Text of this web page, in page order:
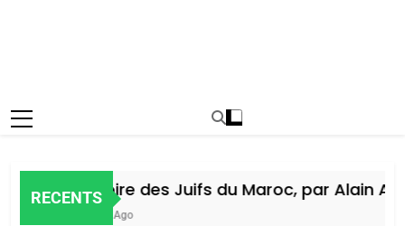
RECENTS
Histoire des Juifs du Maroc, par Alain
6 Jours Ago